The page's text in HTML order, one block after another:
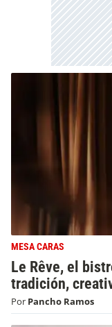
MESA CARAS
Le Rêve, el
tradición,
Por Pancho Ramos